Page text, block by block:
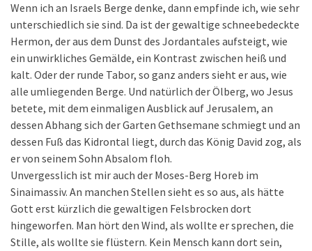
Wenn ich an Israels Berge denke, dann empfinde ich, wie sehr
unterschiedlich sie sind. Da ist der gewaltige schneebedeckte
Hermon, der aus dem Dunst des Jordantales aufsteigt, wie
ein unwirkliches Gemälde, ein Kontrast zwischen heiß und
kalt. Oder der runde Tabor, so ganz anders sieht er aus, wie
alle umliegenden Berge. Und natürlich der Ölberg, wo Jesus
betete, mit dem einmaligen Ausblick auf Jerusalem, an
dessen Abhang sich der Garten Gethsemane schmiegt und an
dessen Fuß das Kidrontal liegt, durch das König David zog, als
er von seinem Sohn Absalom floh.
Unvergesslich ist mir auch der Moses-Berg Horeb im
Sinaimassiv. An manchen Stellen sieht es so aus, als hätte
Gott erst kürzlich die gewaltigen Felsbrocken dort
hingeworfen. Man hört den Wind, als wollte er sprechen, die
Stille, als wollte sie flüstern. Kein Mensch kann dort sein,